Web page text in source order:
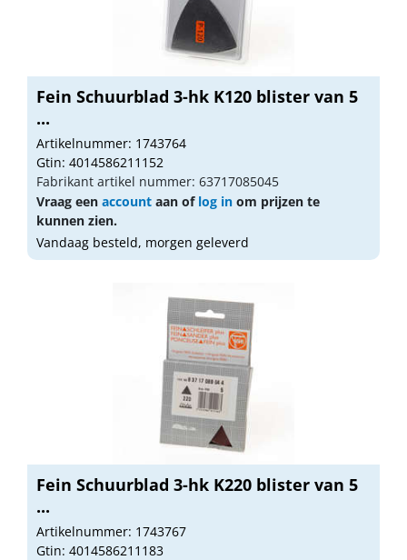
Fein Schuurblad 3-hk K120 blister van 5
...
Artikelnummer: 1743764
Gtin: 4014586211152
Fabrikant artikel nummer: 63717085045
Vraag een account aan of log in om prijzen te
kunnen zien.
Vandaag besteld, morgen geleverd
Fein Schuurblad 3-hk K220 blister van 5
...
Artikelnummer: 1743767
Gtin: 4014586211183